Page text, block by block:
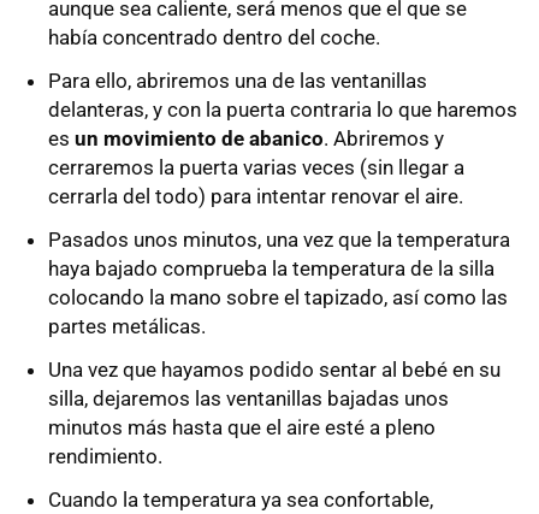
aunque sea caliente, será menos que el que se
había concentrado dentro del coche.
Para ello, abriremos una de las ventanillas
delanteras, y con la puerta contraria lo que haremos
es un movimiento de abanico. Abriremos y
cerraremos la puerta varias veces (sin llegar a
cerrarla del todo) para intentar renovar el aire.
Pasados unos minutos, una vez que la temperatura
haya bajado comprueba la temperatura de la silla
colocando la mano sobre el tapizado, así como las
partes metálicas.
Una vez que hayamos podido sentar al bebé en su
silla, dejaremos las ventanillas bajadas unos
minutos más hasta que el aire esté a pleno
rendimiento.
Cuando la temperatura ya sea confortable,